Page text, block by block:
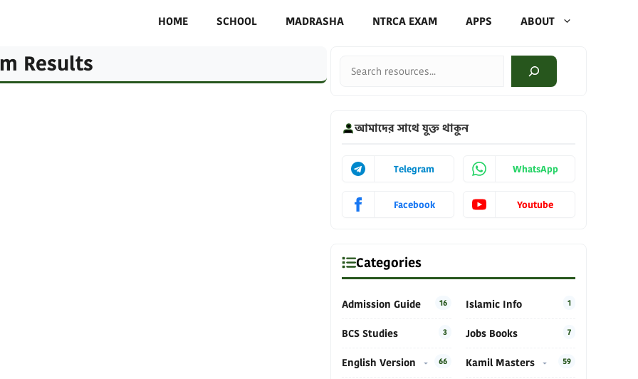
HOME SCHOOL MADRASHA NTRCA EXAM APPS ABOUT
Results
আমাদের সাথে যুক্ত থাকুন
Telegram WhatsApp
Facebook Youtube
Categories
Admission Guide 16
BCS Studies 3
English Version 66
Islamic Info 1
Jobs Books 7
Kamil Masters 59